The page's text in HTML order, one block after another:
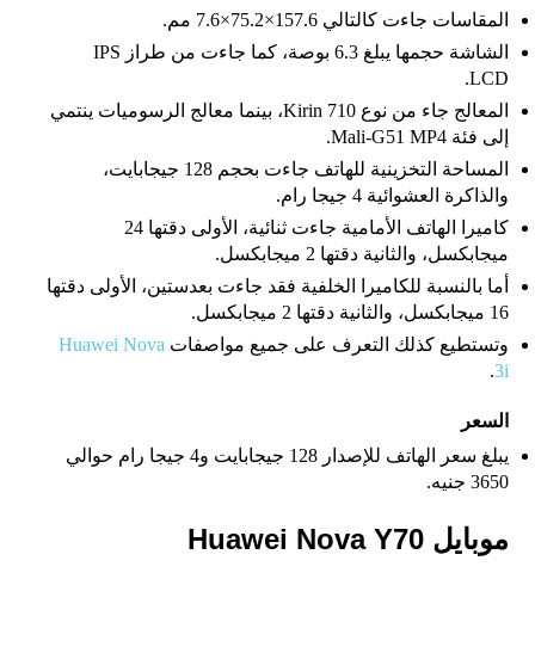
المقاسات جاءت كالتالي 157.6×75.2×7.6 مم.
الشاشة حجمها يبلغ 6.3 بوصة، كما جاءت من طراز IPS
LCD.
المعالج جاء من نوع Kirin 710، بينما معالج الرسوميات ينتمي
إلى فئة Mali-G51 MP4.
المساحة التخزينية للهاتف جاءت بحجم 128 جيجابايت،
والذاكرة العشوائية 4 جيجا رام.
كاميرا الهاتف الأمامية جاءت ثنائية، الأولى دقتها 24
ميجابكسل، والثانية دقتها 2 ميجابكسل.
أما بالنسبة للكاميرا الخلفية فقد جاءت بعدستين، الأولى دقتها
16 ميجابكسل، والثانية دقتها 2 ميجابكسل.
وتستطيع كذلك التعرف على جميع مواصفات Huawei Nova
3i
.
السعر
يبلغ سعر الهاتف للإصدار 128 جيجابايت و4 جيجا رام حوالي
3650 جنيه.
موبايل Huawei Nova Y70